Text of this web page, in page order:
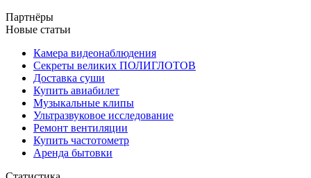
Партнёры
Новые статьи
Камера видеонаблюдения
Секреты великих ПОЛИГЛОТОВ
Доставка суши
Купить авиабилет
Музыкальные клипы
Ультразвуковое исследование
Ремонт вентиляции
Купить частотометр
Аренда бытовки